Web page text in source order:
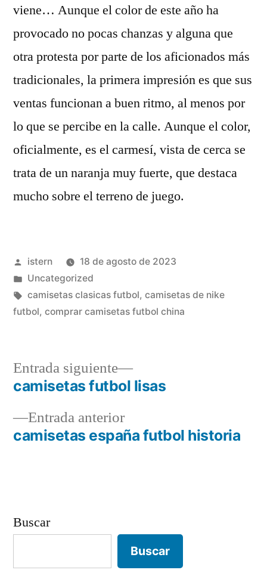
viene… Aunque el color de este año ha
provocado no pocas chanzas y alguna que
otra protesta por parte de los aficionados más
tradicionales, la primera impresión es que sus
ventas funcionan a buen ritmo, al menos por
lo que se percibe en la calle. Aunque el color,
oficialmente, es el carmesí, vista de cerca se
trata de un naranja muy fuerte, que destaca
mucho sobre el terreno de juego.
Publicado
por
istern
18 de agosto de 2023
Publicado
en
Uncategorized
Etiquetas:
camisetas clasicas futbol, camisetas de nike
futbol, comprar camisetas futbol china
Navegación
deEntrada anteriorEntrada
anterior:
camisetas españa futbol historia
Entrada siguiente
Entrada
siguiente:
camisetas futbol lisas
Buscar
Buscar